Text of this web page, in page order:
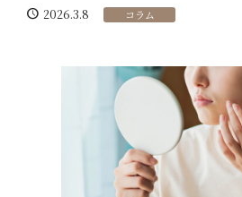
一般皮膚科
美容皮膚科
料金表（美容メニュー）
schedule 2026.3.8 コラム